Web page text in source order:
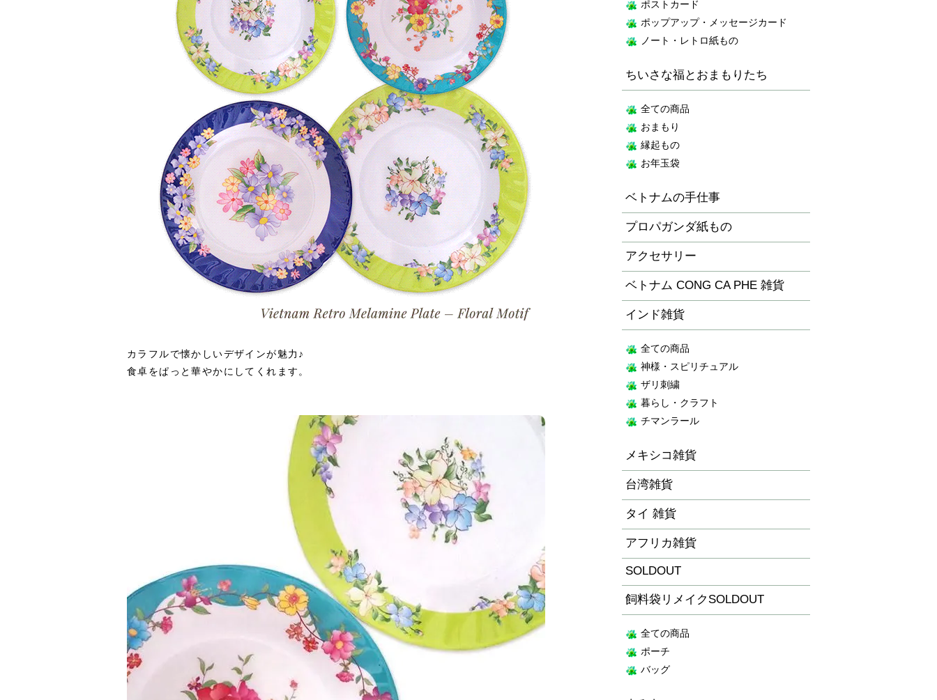
カラフルで懐かしいデザインが魅力♪
食卓をぱっと華やかにしてくれます。
ポストカード
ポップアップ・メッセージカード
ノート・レトロ紙もの
ちいさな福とおまもりたち
全ての商品
おまもり
縁起もの
お年玉袋
ベトナムの手仕事
プロパガンダ紙もの
アクセサリー
ベトナム CONG CA PHE 雑貨
インド雑貨
全ての商品
神様・スピリチュアル
ザリ刺繍
暮らし・クラフト
チマンラール
メキシコ雑貨
台湾雑貨
タイ 雑貨
アフリカ雑貨
SOLDOUT
飼料袋リメイクSOLDOUT
全ての商品
ポーチ
バッグ